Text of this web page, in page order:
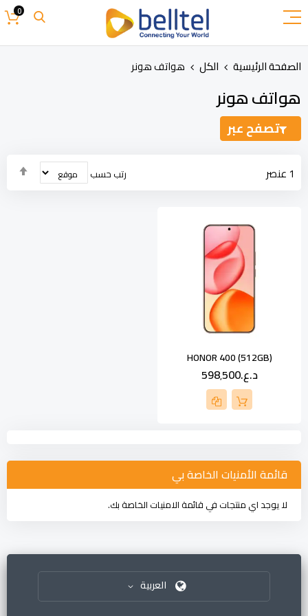
إلى
المحتوى
0
الصفحة الرئيسية الكل هواتف هونر
هواتف هونر
1 عنصر رتب حسب
HONOR 400 (512GB)
د.ع.‏598٬500
تصفح عبر
قائمة الأمنيات الخاصة بي
لا يوجد اي منتجات في قائمة الامنيات الخاصة بك.
العربية